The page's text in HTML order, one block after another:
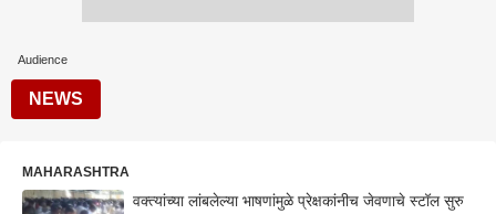
Audience
NEWS
MAHARASHTRA
वक्त्यांच्या लांबलेल्या भाषणांमुळे प्रेक्षकांनीच जेवणाचे स्टॉल सुरु